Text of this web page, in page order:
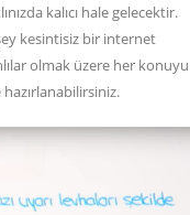
kalıcı hale gelecektir.
kesintisiz bir internet
olmak üzere her konuyu
hazırlanabilirsiniz.